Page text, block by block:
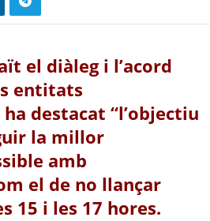
el diàleg i l’acord
entitats
destacat “l’objectiu
la millor
amb
el de no llançar
15 i les 17 hores.